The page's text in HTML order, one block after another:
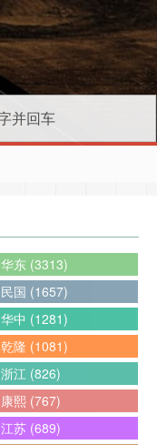
华东 (3313)
民国 (1657)
华中 (1281)
乾隆 (1081)
浙江 (826)
康熙 (767)
江苏 (689)